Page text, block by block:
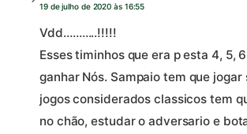
19 de julho de 2020 às 16:55
Vdd………..!!!!!
Esses timinhos que era p esta 4, 5,
ganhar Nós. Sampaio tem que jogar
jogos considerados classicos tem
no chão, estudar o adversario e